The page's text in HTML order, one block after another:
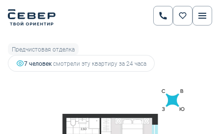
1-комнатная
6 397 524 руб.
5 693 796 руб.
Ипотекаот 19 931 руб.
Предчистовая отделка
7 человексмотрели эту квартиру за 24 часа